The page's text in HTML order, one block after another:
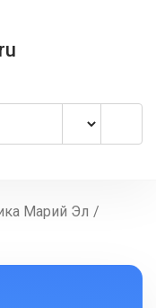
Марий Эл /